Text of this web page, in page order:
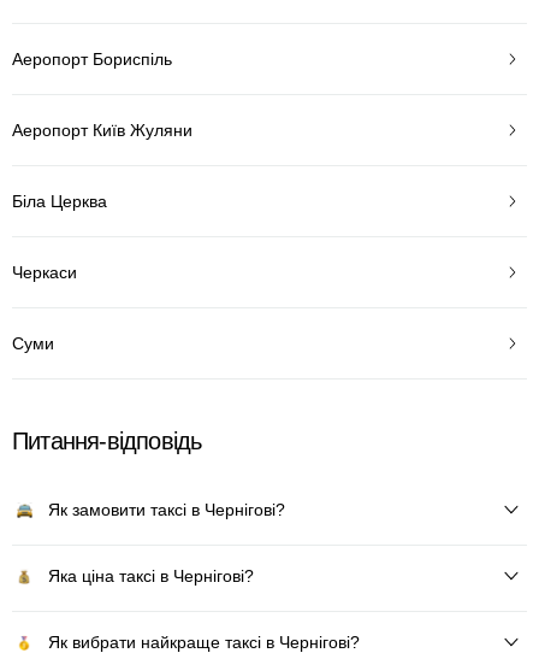
Аеропорт Бориспіль
Аеропорт Київ Жуляни
Біла Церква
Черкаси
Суми
Питання-відповідь
Як замовити таксі в Чернігові?
Яка ціна таксі в Чернігові?
Як вибрати найкраще таксі в Чернігові?